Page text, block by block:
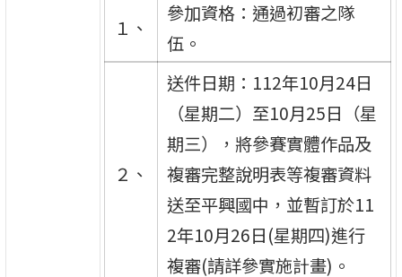
１、
參加資格：通過初審之隊
伍。
２、
送件日期：112年10月24日
（星期二）至10月25日（星
期三），將參賽實體作品及
複審完整說明表等複審資料
送至平興國中，並暫訂於11
2年10月26日(星期四)進行
複審(請詳參實施計畫)。